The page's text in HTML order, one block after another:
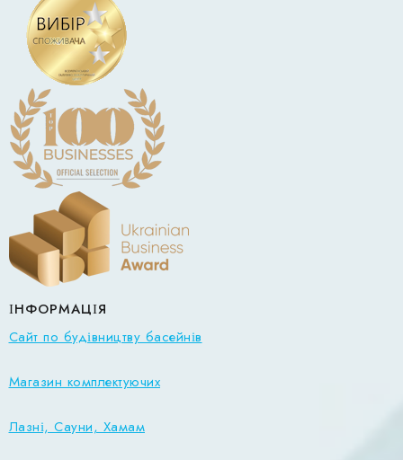
ІНФОРМАЦІЯ
Сайт по будівництву басейнів
Магазин комплектуючих
Лазні, Сауни, Хамам